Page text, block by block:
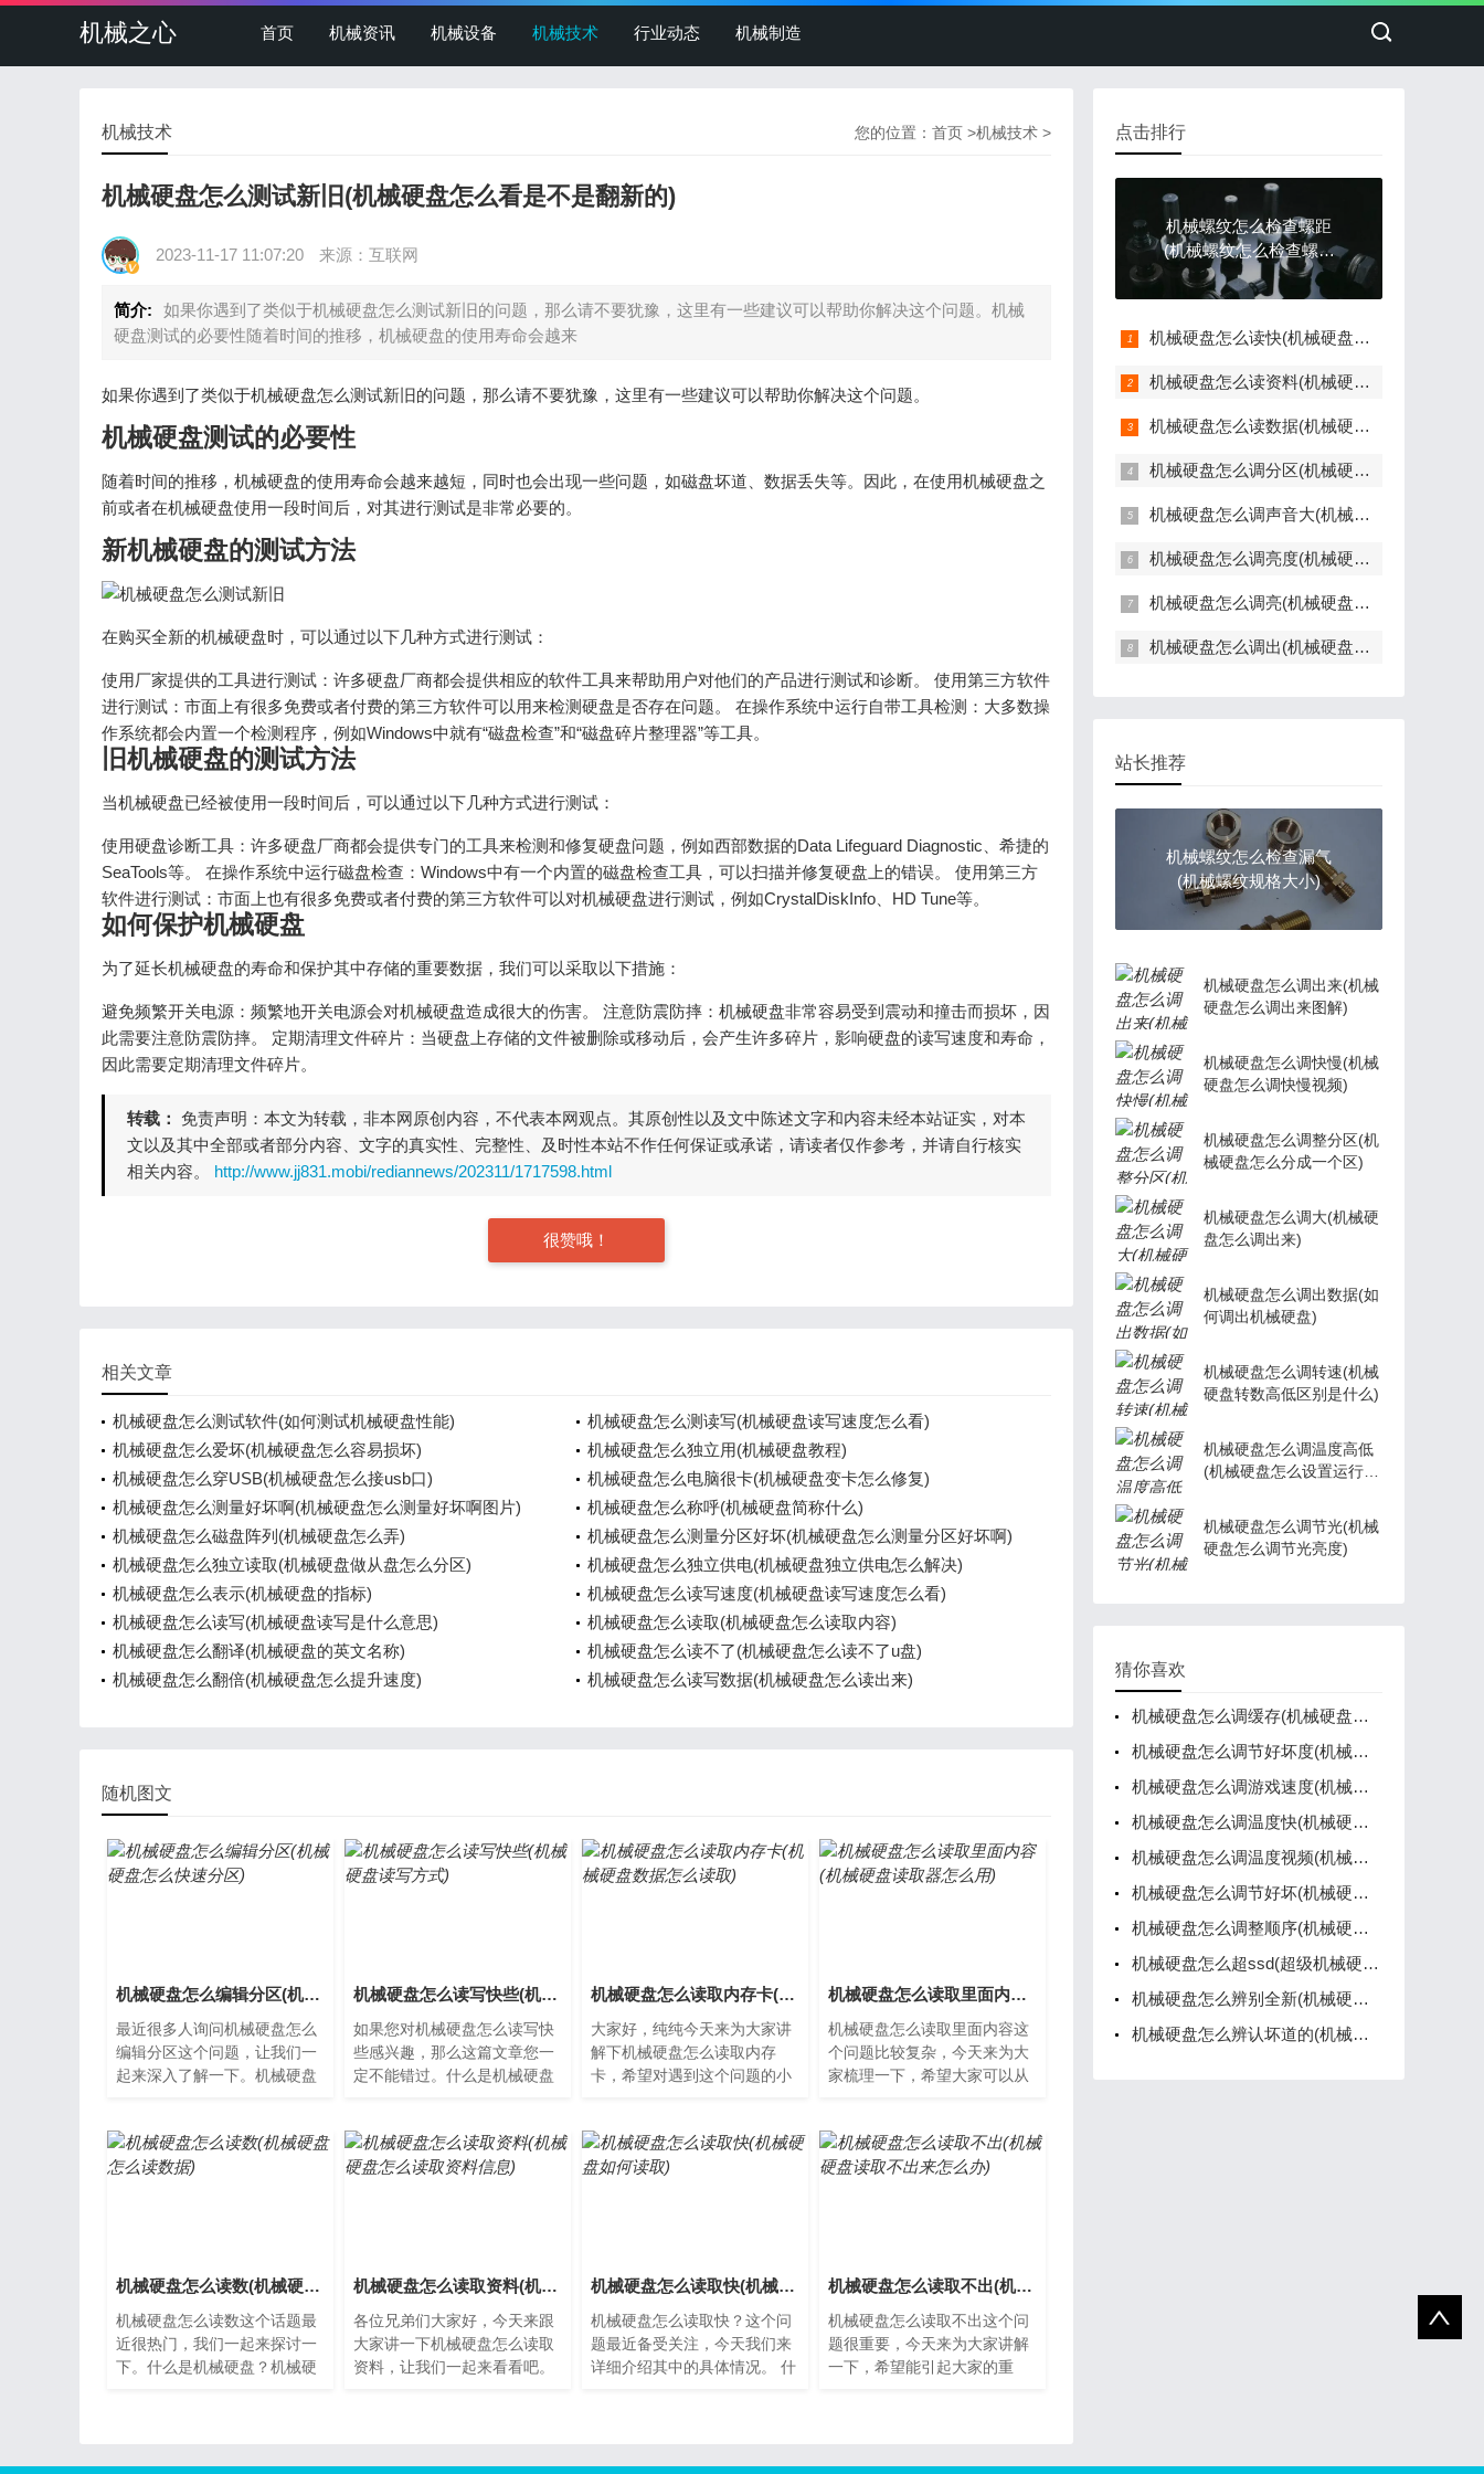
机械之心 首页 机械资讯 机械设备 机械技术 行业动态 机械制造
您的位置： 首页 >机械技术 >
机械技术
机械硬盘怎么测试新旧(机械硬盘怎么看是不是翻新的)
2023-11-17 11:07:20 来源：互联网
简介:
如果你遇到了类似于机械硬盘怎么测试新旧的问题，那么请不要犹豫，这里有一些建议可以帮助你解决这个问题。机械
硬盘测试的必要性随着时间的推移，机械硬盘的使用寿命会越来
如果你遇到了类似于机械硬盘怎么测试新旧的问题，那么请不要犹豫，这里有一些建议可以帮助你解决这个问题。
机械硬盘测试的必要性
随着时间的推移，机械硬盘的使用寿命会越来越短，同时也会出现一些问题，如磁盘坏道、数据丢失等。因此，在使用机械硬盘之
前或者在机械硬盘使用一段时间后，对其进行测试是非常必要的。
新机械硬盘的测试方法
在购买全新的机械硬盘时，可以通过以下几种方式进行测试：
使用厂家提供的工具进行测试：许多硬盘厂商都会提供相应的软件工具来帮助用户对他们的产品进行测试和诊断。 使用第三方软件
进行测试：市面上有很多免费或者付费的第三方软件可以用来检测硬盘是否存在问题。 在操作系统中运行自带工具检测：大多数操
作系统都会内置一个检测程序，例如Windows中就有“磁盘检查”和“磁盘碎片整理器”等工具。
旧机械硬盘的测试方法
当机械硬盘已经被使用一段时间后，可以通过以下几种方式进行测试：
使用硬盘诊断工具：许多硬盘厂商都会提供专门的工具来检测和修复硬盘问题，例如西部数据的Data Lifeguard Diagnostic、希捷的
SeaTools等。 在操作系统中运行磁盘检查：Windows中有一个内置的磁盘检查工具，可以扫描并修复硬盘上的错误。 使用第三方
软件进行测试：市面上也有很多免费或者付费的第三方软件可以对机械硬盘进行测试，例如CrystalDiskInfo、HD Tune等。
如何保护机械硬盘
为了延长机械硬盘的寿命和保护其中存储的重要数据，我们可以采取以下措施：
避免频繁开关电源：频繁地开关电源会对机械硬盘造成很大的伤害。 注意防震防摔：机械硬盘非常容易受到震动和撞击而损坏，因
此需要注意防震防摔。 定期清理文件碎片：当硬盘上存储的文件被删除或移动后，会产生许多碎片，影响硬盘的读写速度和寿命，
因此需要定期清理文件碎片。
转载： 免责声明：本文为转载，非本网原创内容，不代表本网观点。其原创性以及文中陈述文字和内容未经本站证实，对本
文以及其中全部或者部分内容、文字的真实性、完整性、及时性本站不作任何保证或承诺，请读者仅作参考，并请自行核实
相关内容。 http://www.jj831.mobi/rediannews/202311/1717598.html
很赞哦！
相关文章
机械硬盘怎么测试软件(如何测试机械硬盘性能)
机械硬盘怎么测读写(机械硬盘读写速度怎么看)
机械硬盘怎么爱坏(机械硬盘怎么容易损坏)
机械硬盘怎么独立用(机械硬盘教程)
机械硬盘怎么穿USB(机械硬盘怎么接usb口)
机械硬盘怎么电脑很卡(机械硬盘变卡怎么修复)
机械硬盘怎么测量好坏啊(机械硬盘怎么测量好坏啊图片)
机械硬盘怎么称呼(机械硬盘简称什么)
机械硬盘怎么磁盘阵列(机械硬盘怎么弄)
机械硬盘怎么测量分区好坏(机械硬盘怎么测量分区好坏啊)
机械硬盘怎么独立读取(机械硬盘做从盘怎么分区)
机械硬盘怎么独立供电(机械硬盘独立供电怎么解决)
机械硬盘怎么表示(机械硬盘的指标)
机械硬盘怎么读写速度(机械硬盘读写速度怎么看)
机械硬盘怎么读写(机械硬盘读写是什么意思)
机械硬盘怎么读取(机械硬盘怎么读取内容)
机械硬盘怎么翻译(机械硬盘的英文名称)
机械硬盘怎么读不了(机械硬盘怎么读不了u盘)
机械硬盘怎么翻倍(机械硬盘怎么提升速度)
机械硬盘怎么读写数据(机械硬盘怎么读出来)
随机图文
机械硬盘怎么编辑分区(机械硬盘怎么快速分区)
最近很多人询问机械硬盘怎么
编辑分区这个问题，让我们一
起来深入了解一下。机械硬盘
是...
机械硬盘怎么读写快些(机械硬盘读写方式)
如果您对机械硬盘怎么读写快
些感兴趣，那么这篇文章您一
定不能错过。什么是机械硬盘
电...
机械硬盘怎么读取内存卡(机械硬盘数据怎么读取)
大家好，纯纯今天来为大家讲
解下机械硬盘怎么读取内存
卡，希望对遇到这个问题的小
及...
机械硬盘怎么读取里面内容(机械硬盘读取器怎么用)
机械硬盘怎么读取里面内容这
个问题比较复杂，今天来为大
家梳理一下，希望大家可以从
最...
机械硬盘怎么读数(机械硬盘怎么读数据)
机械硬盘怎么读数这个话题最
近很热门，我们一起来探讨一
下。什么是机械硬盘？机械硬
机械硬盘怎么读取资料(机械硬盘怎么读取资料信息)
各位兄弟们大家好，今天来跟
大家讲一下机械硬盘怎么读取
资料，让我们一起来看看吧。
机械硬盘怎么读取快(机械硬盘如何读取)
机械硬盘怎么读取快？这个问
题最近备受关注，今天我们来
详细介绍其中的具体情况。 什
机械硬盘怎么读取不出(机械硬盘读取不出来怎么办)
机械硬盘怎么读取不出这个问
题很重要，今天来为大家讲解
一下，希望能引起大家的重
点击排行
机械螺纹怎么检查螺距
(机械螺纹怎么检查螺距
是否正常)
机械硬盘怎么读快(机械硬盘怎么加快读取速度)
机械硬盘怎么读资料(机械硬盘怎么读取出来)
机械硬盘怎么读数据(机械硬盘读数据咯哒咯哒响)
机械硬盘怎么调分区(机械硬盘怎么调分区的)
机械硬盘怎么调声音大(机械硬盘声音大处理办法)
机械硬盘怎么调亮度(机械硬盘调速)
机械硬盘怎么调亮(机械硬盘怎么调光)
机械硬盘怎么调出(机械硬盘怎么调出光盘)
站长推荐
机械螺纹怎么检查漏气
(机械螺纹规格大小)
机械硬盘怎么调出来(机械
硬盘怎么调出来图解)
机械硬盘怎么调快慢(机械
硬盘怎么调快慢视频)
机械硬盘怎么调整分区(机
械硬盘怎么分成一个区)
机械硬盘怎么调大(机械硬
盘怎么调出来)
机械硬盘怎么调出数据(如
何调出机械硬盘)
机械硬盘怎么调转速(机械
硬盘转数高低区别是什么)
机械硬盘怎么调温度高低
(机械硬盘怎么设置运行速
机械硬盘怎么调节光(机械
硬盘怎么调节光亮度)
猜你喜欢
机械硬盘怎么调缓存(机械硬盘缓存有什么作用)
机械硬盘怎么调节好坏度(机械硬盘怎么调节好坏度数不一样)
机械硬盘怎么调游戏速度(机械硬盘进游戏速度慢)
机械硬盘怎么调温度快(机械硬盘怎么调温度快)
机械硬盘怎么调温度视频(机械硬盘怎么降温)
机械硬盘怎么调节好坏(机械硬盘怎么提高性能)
机械硬盘怎么调整顺序(机械硬盘怎么调整顺序视频)
机械硬盘怎么超ssd(超级机械硬盘)
机械硬盘怎么辨别全新(机械硬盘怎么辨别全新和翻新)
机械硬盘怎么辨认坏道的(机械硬盘检查是否有坏道的工具)